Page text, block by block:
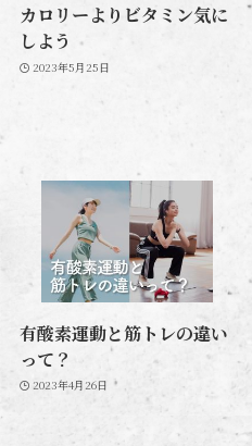
カロリーよりビタミン気に
しよう
2023年5月25日
有酸素運動と筋トレの違い
って？
2023年4月26日